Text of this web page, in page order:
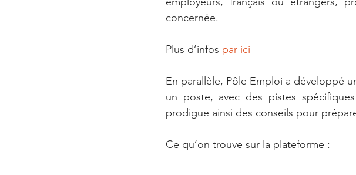
concernée.
Plus d’infos par ici
En parallèle, Pôle Emploi a développé
un poste, avec des pistes
prodigue ainsi des conseils pour
Ce qu’on trouve sur la plateforme :